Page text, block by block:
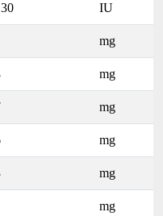
IU
mg
mg
mg
mg
mg
mg